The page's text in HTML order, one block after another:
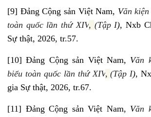
[9] Đảng Cộng sản Việt Nam, Văn
toàn quốc lần thứ XIV, (Tập I), Nxb
Sự thật, 2026, tr.57.
[10] Đảng Cộng sản Việt Nam, Văn
biểu toàn quốc lần thứ XIV, (Tập I),
gia Sự thật, 2026, tr.67.
[11] Đảng Cộng sản Việt Nam, Văn